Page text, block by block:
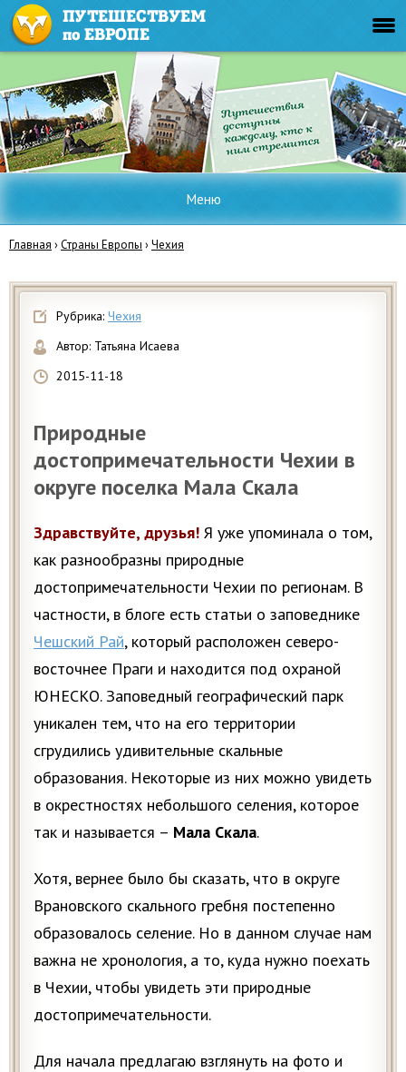
Меню
Главная ›Страны Европы ›Чехия
Рубрика: Чехия
Автор: Татьяна Исаева
2015-11-18
Природные
достопримечательности Чехии в
округе поселка Мала Скала
Здравствуйте, друзья! Я уже упоминала о том,
как разнообразны природные
достопримечательности Чехии по регионам. В
частности, в блоге есть статьи о заповеднике
Чешский Рай, который расположен северо-
восточнее Праги и находится под охраной
ЮНЕСКО. Заповедный географический парк
уникален тем, что на его территории
сгрудились удивительные скальные
образования. Некоторые из них можно увидеть
в окрестностях небольшого селения, которое
так и называется – Мала Скала.
Хотя, вернее было бы сказать, что в округе
Врановского скального гребня постепенно
образовалось селение. Но в данном случае нам
важна не хронология, а то, куда нужно поехать
в Чехии, чтобы увидеть эти природные
достопримечательности.
Для начала предлагаю взглянуть на фото и